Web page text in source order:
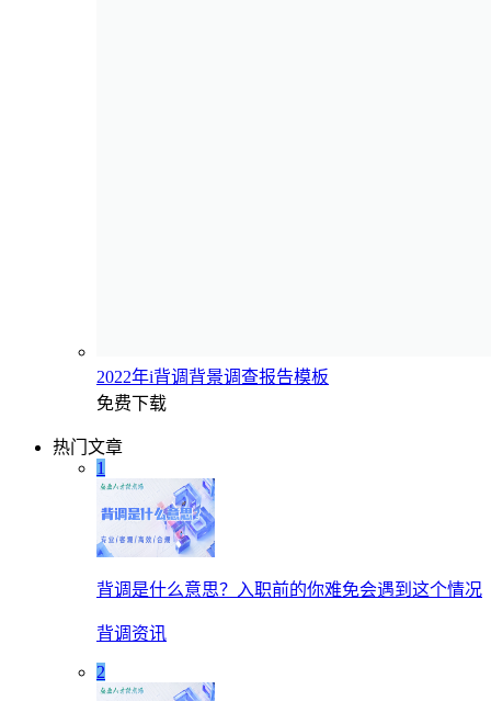
2022年i背调背景调查报告模板
免费下载
热门文章
1
背调是什么意思？入职前的你难免会遇到这个情况
背调资讯
2